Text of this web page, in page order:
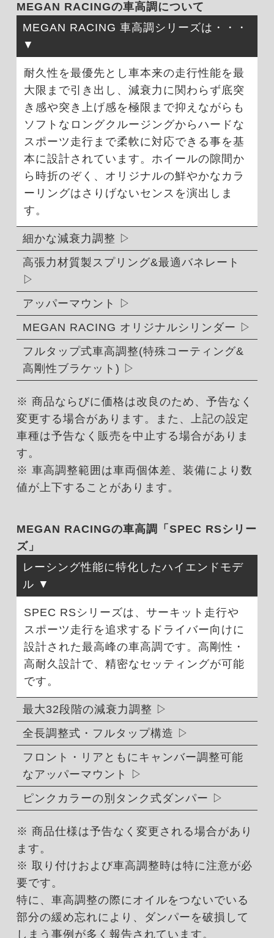
MEGAN RACINGの車高調について
MEGAN RACING 車高調シリーズは・・・
耐久性を最優先とし車本来の走行性能を最
大限まで引き出し、減衰力に関わらず底突
き感や突き上げ感を極限まで抑えながらも
ソフトなロングクルージングからハードな
スポーツ走行まで柔軟に対応できる事を基
本に設計されています。ホイールの隙間か
ら時折のぞく、オリジナルの鮮やかなカラ
ーリングはさりげないセンスを演出しま
す。
細かな減衰力調整
高張力材質製スプリング&最適バネレート
アッパーマウント
MEGAN RACING オリジナルシリンダー
フルタップ式車高調整(特殊コーティング&
高剛性ブラケット)
※ 商品ならびに価格は改良のため、予告なく
変更する場合があります。また、上記の設定
車種は予告なく販売を中止する場合がありま
す。
※ 車高調整範囲は車両個体差、装備により数
値が上下することがあります。
MEGAN RACINGの車高調「SPEC RSシリー
ズ」
レーシング性能に特化したハイエンドモデ
ル
SPEC RSシリーズは、サーキット走行や
スポーツ走行を追求するドライバー向けに
設計された最高峰の車高調です。高剛性・
高耐久設計で、精密なセッティングが可能
です。
最大32段階の減衰力調整
全長調整式・フルタップ構造
フロント・リアともにキャンバー調整可能
なアッパーマウント
ピンクカラーの別タンク式ダンパー
※ 商品仕様は予告なく変更される場合があり
ます。
※ 取り付けおよび車高調整時は特に注意が必
要です。
特に、車高調整の際にオイルをつないでいる
部分の緩め忘れにより、ダンパーを破損して
しまう事例が多く報告されています。